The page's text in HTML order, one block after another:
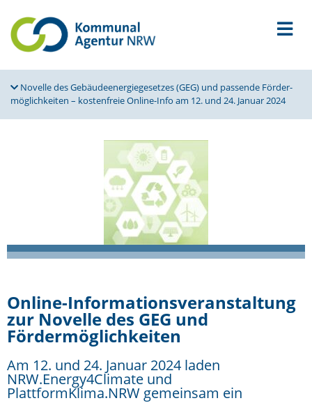
Novelle des Gebäu­de­en­er­gie­ge­setzes (GEG) und passende Förder­
mög­lich­keiten – kosten­freie Online-Info am 12. und 24. Januar 2024
Online-Infor­ma­ti­ons­ver­an­staltung
zur Novelle des GEG und
Fördermöglichkeiten
Am 12. und 24. Januar 2024 laden
NRW.Energy4Climate und
PlattformKlima.NRW gemeinsam ein